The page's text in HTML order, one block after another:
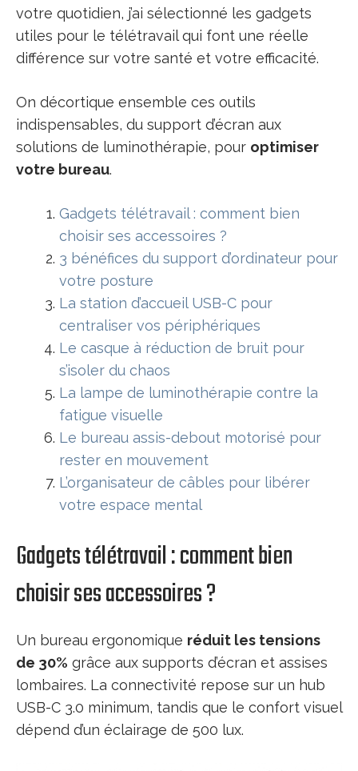
votre quotidien, j’ai sélectionné les gadgets
utiles pour le télétravail qui font une réelle
différence sur votre santé et votre efficacité.
On décortique ensemble ces outils
indispensables, du support d’écran aux
solutions de luminothérapie, pour optimiser
votre bureau.
Gadgets télétravail : comment bien
choisir ses accessoires ?
3 bénéfices du support d’ordinateur pour
votre posture
La station d’accueil USB-C pour
centraliser vos périphériques
Le casque à réduction de bruit pour
s’isoler du chaos
La lampe de luminothérapie contre la
fatigue visuelle
Le bureau assis-debout motorisé pour
rester en mouvement
L’organisateur de câbles pour libérer
votre espace mental
Gadgets télétravail : comment bien
choisir ses accessoires ?
Un bureau ergonomique réduit les tensions
de 30% grâce aux supports d’écran et assises
lombaires. La connectivité repose sur un hub
USB-C 3.0 minimum, tandis que le confort visuel
dépend d’un éclairage de 500 lux.